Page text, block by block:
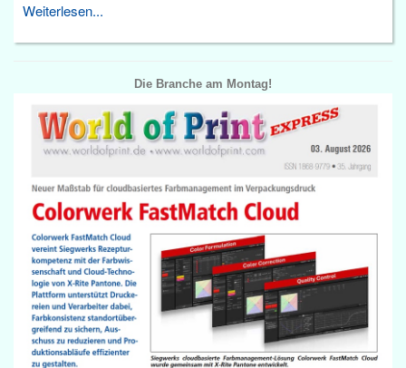
Weiterlesen...
Die Branche am Montag!